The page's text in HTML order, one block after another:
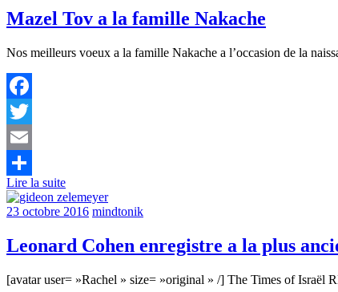
Mazel Tov a la famille Nakache
Nos meilleurs voeux a la famille Nakache a l’occasion de la
Facebook
Twitter
Email
Partager
Lire la suite
23 octobre 2016 mindtonik
Leonard Cohen enregistre a la plus
[avatar user= »Rachel » size= »original » /] The Times of